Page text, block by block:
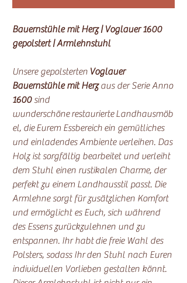
Bauernstühle mit Herz | Voglauer 1600
gepolstert | Armlehnstuhl
Unsere gepolsterten Voglauer
Bauernstühle mit Herzaus der Serie Anno
1600sind
wunderschöne restaurierte Landhausmöb
el, die Eurem Essbereich ein gemütliches
und einladendes Ambiente verleihen. Das
Holz ist sorgfältig bearbeitet und verleiht
dem Stuhl einen rustikalen Charme, der
perfekt zu einem Landhausstil passt. Die
Armlehne sorgt für zusätzlichen Komfort
und ermöglicht es Euch, sich während
des Essens zurückzulehnen und zu
entspannen. Ihr habt die freie Wahl des
Polsters, sodass Ihr den Stuhl nach Euren
individuellen Vorlieben gestalten könnt.